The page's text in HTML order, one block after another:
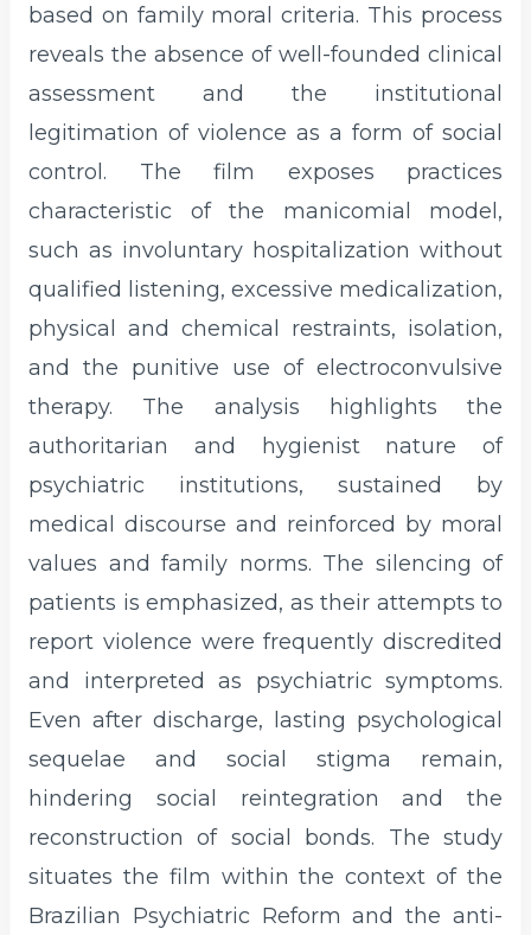
based on family moral criteria. This process
reveals the absence of well-founded clinical
assessment and the institutional
legitimation of violence as a form of social
control. The film exposes practices
characteristic of the manicomial model,
such as involuntary hospitalization without
qualified listening, excessive medicalization,
physical and chemical restraints, isolation,
and the punitive use of electroconvulsive
therapy. The analysis highlights the
authoritarian and hygienist nature of
psychiatric institutions, sustained by
medical discourse and reinforced by moral
values and family norms. The silencing of
patients is emphasized, as their attempts to
report violence were frequently discredited
and interpreted as psychiatric symptoms.
Even after discharge, lasting psychological
sequelae and social stigma remain,
hindering social reintegration and the
reconstruction of social bonds. The study
situates the film within the context of the
Brazilian Psychiatric Reform and the anti-